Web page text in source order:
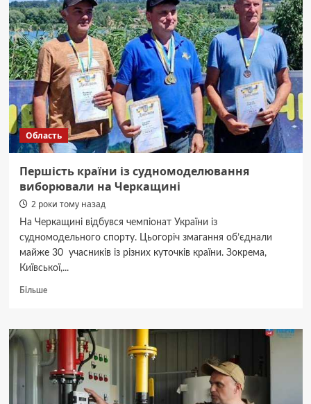
військовополонених
ЗСУ:
прокуратура
розслідує
воєнний
злочин
Область
Першість країни із судномоделювання
виборювали на Черкащині
2 роки тому назад
На Черкащині відбувся чемпіонат України із
судномодельного спорту. Цьогоріч змагання об’єднали
майже 30 учасників із різних куточків країни. Зокрема,
Київської,...
БільшеДокладніше
країни
із
судномоделювання
виборювали
на
Черкащині